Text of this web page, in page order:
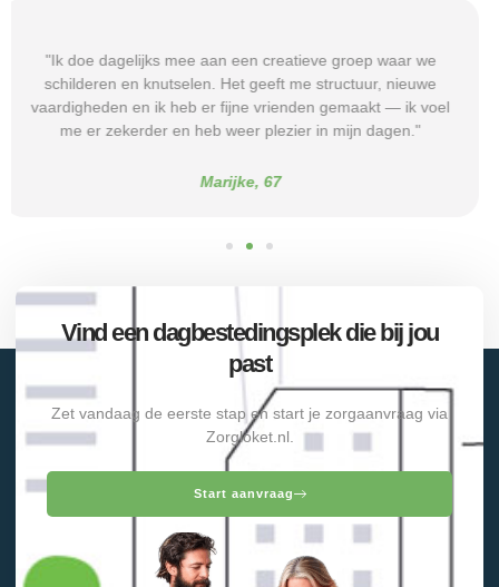
"Toen ik begon met een dagbestedingsplek gericht op
werkvaardigheden, leerde ik omgaan met routines en kleine
taken. Dankzij de begeleiding durf ik nu sollicitaties te
proberen en merk ik dat mijn zelfvertrouwen groeit."
Sam, 23
Vind een dagbestedingsplek die bij jou
past
Zet vandaag de eerste stap en start je zorgaanvraag via
Zorgloket.nl.
Start aanvraag